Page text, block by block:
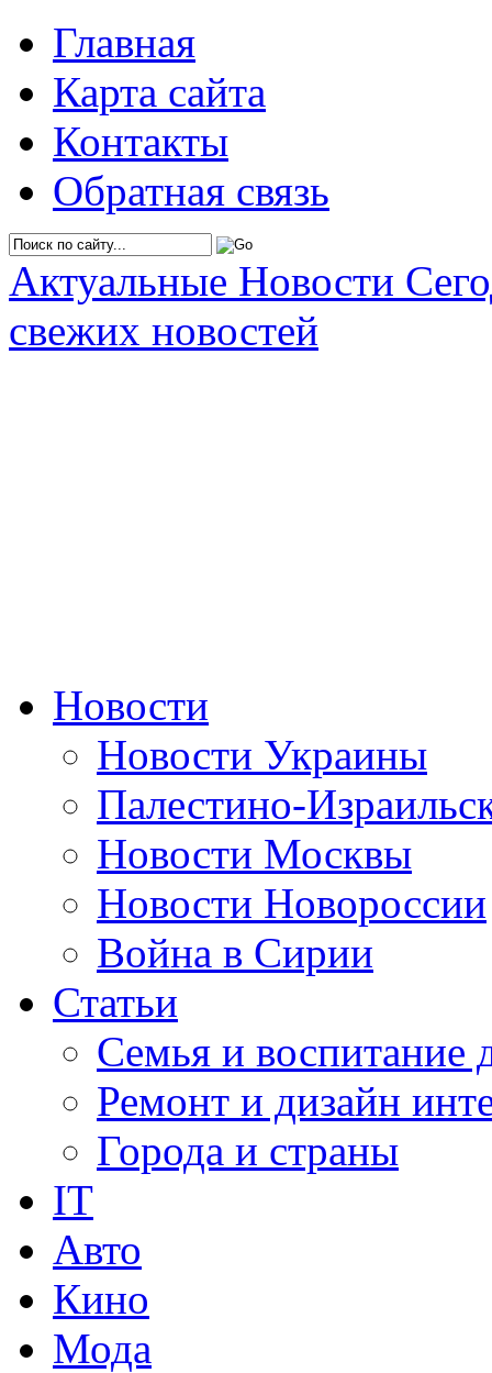
Главная
Карта сайта
Контакты
Обратная связь
Актуальные Новости
свежих новостей
Новости
Новости Украины
Палестино-
Новости Москвы
Новости Новороссии
Война в Сирии
Статьи
Семья и воспитание
Ремонт и дизайн
Города и страны
IT
Авто
Кино
Мода